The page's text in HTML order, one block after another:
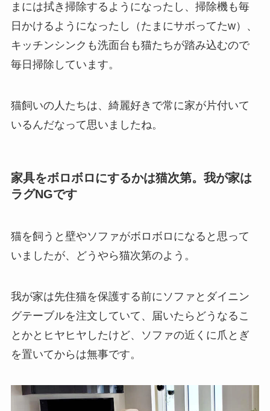
まには拭き掃除するようになったし、掃除機も毎
日かけるようになったし（たまにサボってたw）、
キッチンシンクも洗面台も猫たちが踏み込むので
毎日掃除しています。
猫飼いの人たちは、綺麗好きで常に家が片付いて
いるんだなって思いましたね。
家具をボロボロにするかは猫次第。我が家は
ラグNGです
猫を飼うと壁やソファがボロボロになると思って
いましたが、どうやら猫次第のよう。
我が家は先住猫を保護する前にソファとダイニン
グテーブルを注文していて、届いたらどうなるこ
とかとヒヤヒヤしたけど、ソファの近くに爪とぎ
を置いてからは無事です。